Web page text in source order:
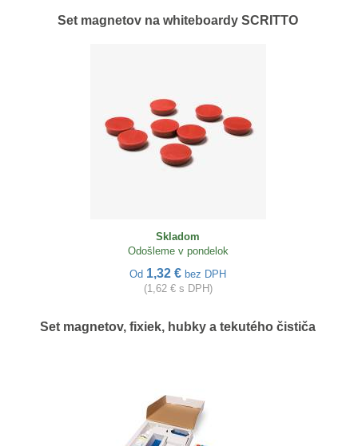
Set magnetov na whiteboardy SCRITTO
Skladom
Odošleme v pondelok
Od 1,32 € bez DPH
(1,62 € s DPH)
Set magnetov, fixiek, hubky a tekutého čističa